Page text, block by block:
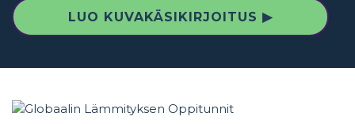
LUO KUVAKÄSIKIRJOITUS ▶